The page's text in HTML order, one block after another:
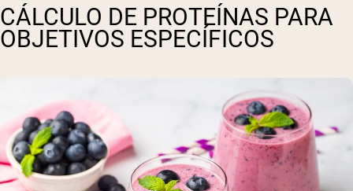
CÁLCULO DE PROTEÍNAS PARA
OBJETIVOS ESPECÍFICOS